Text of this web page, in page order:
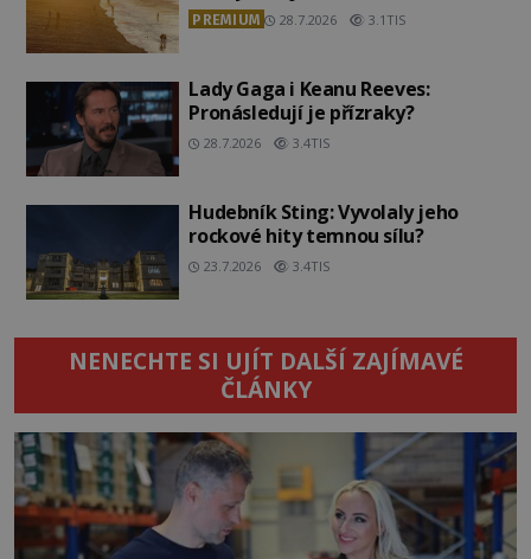
PREMIUM 28.7.2026 3.1TIS
Lady Gaga i Keanu Reeves:
Pronásledují je přízraky?
28.7.2026 3.4TIS
Hudebník Sting: Vyvolaly jeho
rockové hity temnou sílu?
23.7.2026 3.4TIS
NENECHTE SI UJÍT DALŠÍ ZAJÍMAVÉ
ČLÁNKY